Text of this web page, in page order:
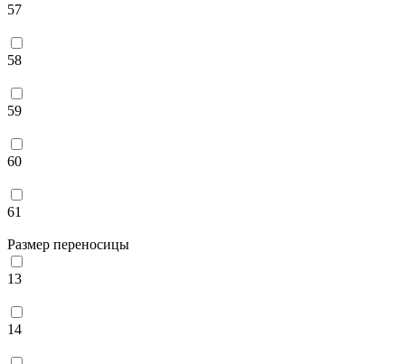
57
58
59
60
61
Размер переносицы
13
14